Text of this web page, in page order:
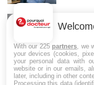
globules
Maladie
With our 225 partners , we
your devices (cookies,
your personal data with
website or in our emails,
later, including in other
Processing this data